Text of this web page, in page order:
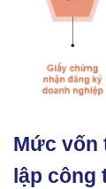
Mức vốn
lập công